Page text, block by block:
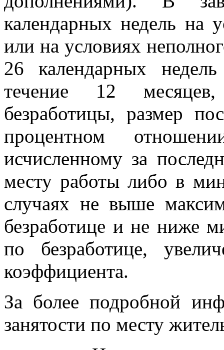
календарных недель на
или на условиях
26 календарных
течение 12 месяцев,
безработицы, размер
процентном
исчисленному за
месту работы либо в
случаях не выше
безработице и не ниже
по безработице,
коэффициента.
За более подробной
занятости по месту